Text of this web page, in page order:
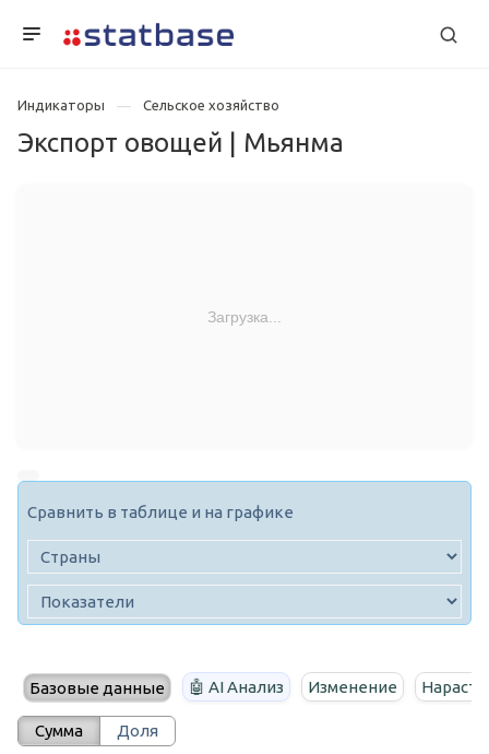
Индикаторы Сельское хозяйство
Экспорт овощей | Мьянма
Загрузка...
Сравнить в таблице и на графике
Базовые данные 🤖 AI Анализ Изменение
Сумма Доля